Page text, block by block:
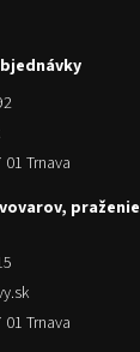
Trnava
praženie
Trnava